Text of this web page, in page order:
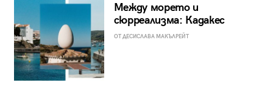
Между морето и
сюрреализма: Кадакес
ОТ ДЕСИСЛАВА МАКЪЛРЕЙТ